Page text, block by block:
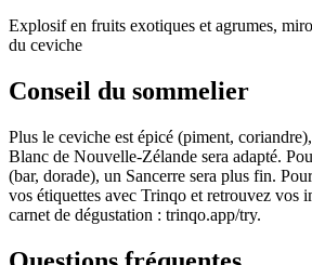
Explosif en fruits exotiques et agrumes,
du ceviche
Conseil du sommelier
Plus le ceviche est épicé (piment,
Blanc de Nouvelle-Zélande sera adapté.
(bar, dorade), un Sancerre sera plus fin.
vos étiquettes avec Trinqo et retrouvez vos
carnet de dégustation : trinqo.app/try.